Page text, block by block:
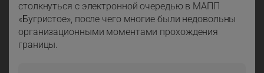
столкнуться с электронной очередью в МАПП
«Бугристое», после чего многие были недовольны
организационными моментами прохождения
границы.